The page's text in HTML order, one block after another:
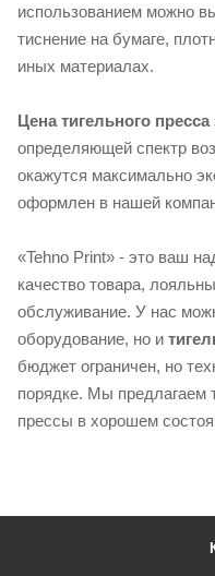
использованием можно
тиснение на бумаге,
иных материалах.
Цена тигельного пресса
определяющей спектр
окажутся максимально
оформлен в нашей
«Tehno Print» - это ваш
качество товара,
обслуживание. У нас
оборудование, но и т
бюджет ограничен, но
порядке. Мы предлагаем
прессы в хорошем